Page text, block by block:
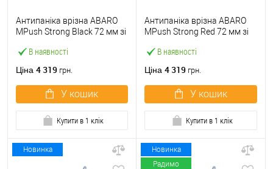
В наявності
Антипаніка врізна ABARO
МPush Strong Black 72 мм зі
Ціна 4 319 грн.
У кошик
Купити в 1 клік
В наявності
Антипаніка врізна ABARO
МPush Strong Red 72 мм зі
Ціна 4 319 грн.
У кошик
Купити в 1 клік
Новинка
Новинка
Радимо